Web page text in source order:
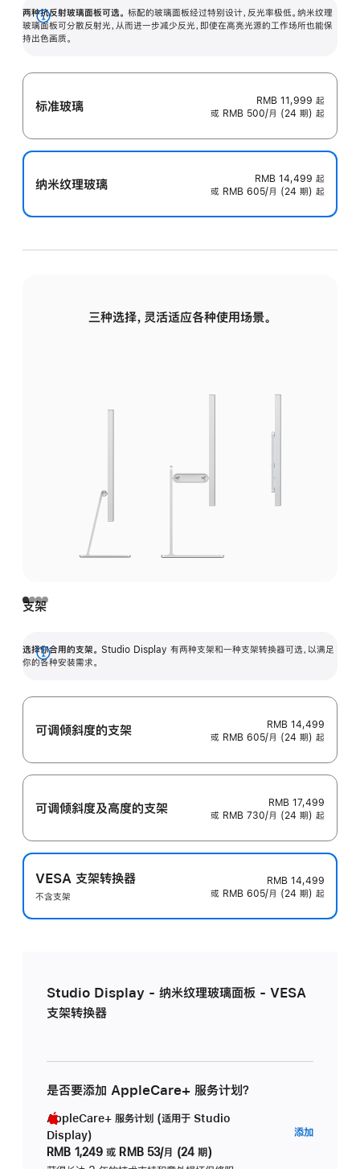
两种抗反射玻璃面板可选。 标配的玻璃面板经过特别设计，反光率极低。纳米纹理
玻璃面板可分散反射光，从而进一步减少反光，即使在高亮光源的工作场所也能保
持出色画质。
展
开
标准玻璃 RMB 11,999 起
或 RMB 500/月 (24 期) 起
纳米纹理玻璃 RMB 14,499 起
或 RMB 605/月 (24 期) 起
三种选择，灵活适应各种使用场景。
支架
选择你合用的支架。 Studio Display 有两种支架和一种支架转换器可选，以满足
你的各种安装需求。
展
可调倾斜度的支架
RMB 14,499
或 RMB 605/月 (24 期) 起
可调倾斜度及高‍度的支‍架
RMB 17,499
或 RMB 730/月 (24 期) 起
VESA 支架转换器
不含支架
RMB 14,499
或 RMB 605/月 (24 期) 起
Studio Display - 纳米纹理玻璃面板 - VESA
支架转换器
是否要添加 AppleCare+ 服务计划？
AppleCare+ 服务计划 (适用于 Studio
Display)
RMB 1,249 或 RMB 53/月 (24 期)
添加